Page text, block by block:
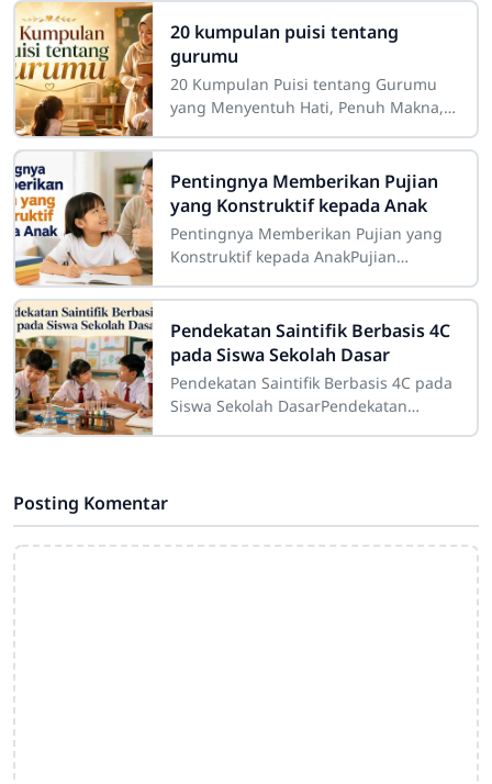
20 kumpulan puisi tentang
gurumu
20 Kumpulan Puisi tentang Gurumu
yang Menyentuh Hati, Penuh Makna,
yang memiliki tempat istimewa dalam
perjalanan
Pentingnya Memberikan Pujian
yang Konstruktif kepada Anak
Pentingnya Memberikan Pujian yang
Konstruktif kepada AnakPujian
komunikasi positif yang memiliki
peran besar dalam proses
Pendekatan Saintifik Berbasis 4C
pada Siswa Sekolah Dasar
Pendekatan Saintifik Berbasis 4C pada
Siswa Sekolah DasarPendekatan
Posting Komentar